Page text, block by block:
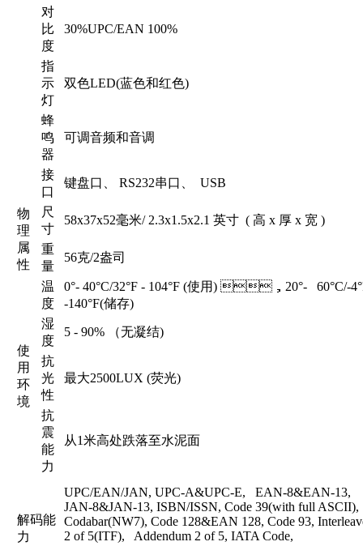
对
比
度
30%UPC/EAN 100%
指
示
灯
双色LED(蓝色和红色)
蜂
鸣
器
可调音频和音调
接
口
键盘口、 RS232串口、 USB
物
理
属
性
尺
寸
58x37x52毫米/ 2.3x1.5x2.1 英寸 ( 高 x 厚 x 宽 )
重
量
56克/2盎司
使
用
环
境
温
度
0°- 40°C/32°F - 104°F (使用) ，20°- 60°C/-
-140°F(储存)
湿
度
5 - 90% （无凝结)
抗
光
性
最大2500LUX (荧光)
抗
震
能
力
从1米高处跌落至水泥面
解码能
力
UPC/EAN/JAN, UPC-A&UPC-E, EAN-8&EAN-13,
JAN-8&JAN-13, ISBN/ISSN, Code 39(with full
Codabar(NW7), Code 128&EAN 128, Code 93,
2 of 5(ITF), Addendum 2 of 5, IATA Code,